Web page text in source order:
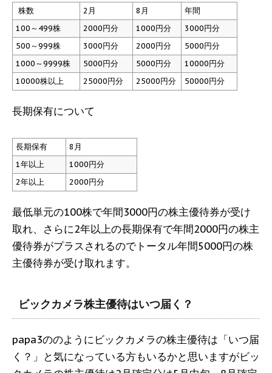
株数 2月 8月
年間
100～499株
2000円分 1000円分
3000円分
500～999株
3000円分 2000円分
5000円分
1000～9999株
5000円分 5000円分
10000円分
10000株以上
25000円分 25000円分 50000円分
長期保有について
長期保有
8月
1年以上
1000円分
2年以上
2000円分
最低単元の100株で年間3000円の株主優待券が受け
取れ、さらに2年以上の長期保有で年間2000円の株主
優待券がプラスされるのでトータル年間5000円の株
主優待券が受け取れます。
ビックカメラ株主優待はいつ届く？
papa3ののようにビックカメラの株主優待は「いつ届
く？」と気になっている方もいるかと思いますがビッ